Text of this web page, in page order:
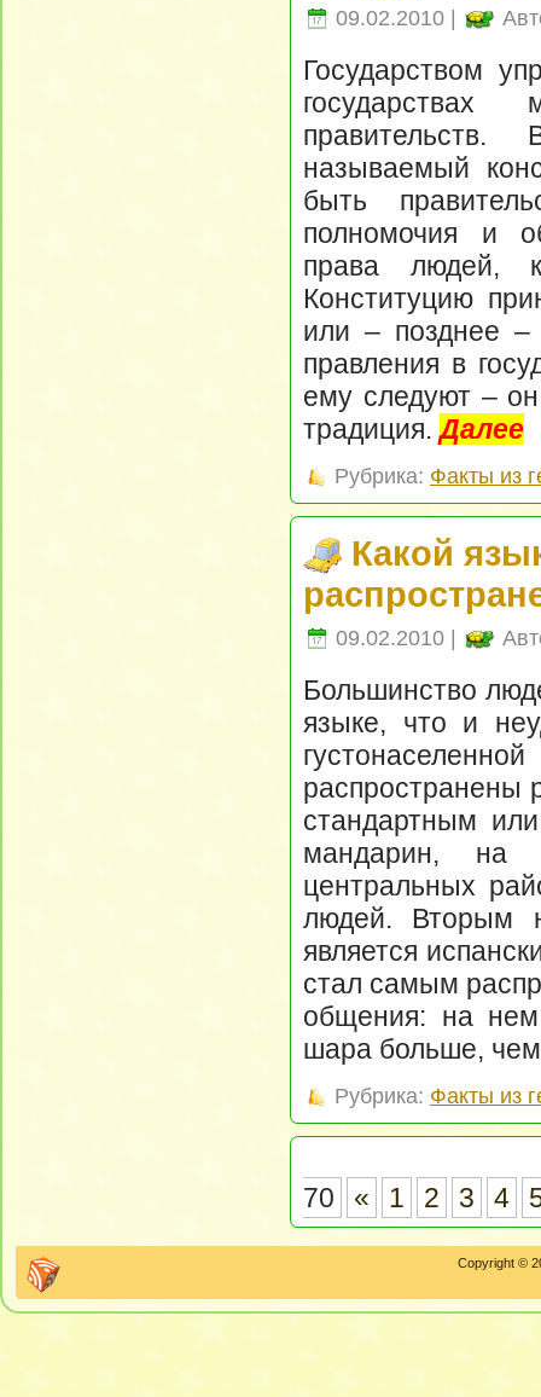
09.02.2010 |
Государством
называемый
быть
полномочия и
права людей,
Конституцию
или – позднее –
правления в
ему следуют – он
традиция.Далее
Рубрика: Факты из
Какой
09.02.2010 |
Большинство
языке, что и
распространены
стандартным
мандарин, на
центральных
людей. Вторым
является
стал самым
общения: на нем
шара больше,
Рубрика: Факты из
70 « 1 2 3 4
Copyright ©